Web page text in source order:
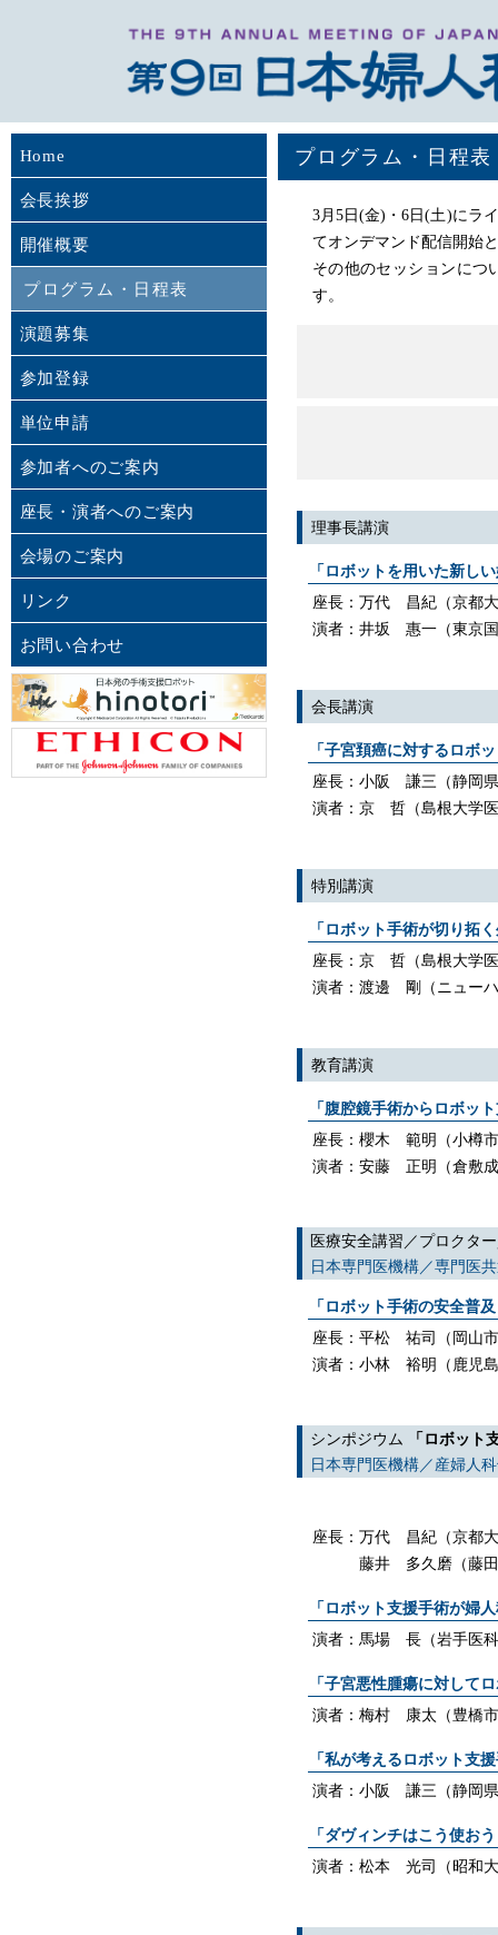
Home
会長挨拶
開催概要
プログラム・日程表
演題募集
参加登録
単位申請
参加者へのご案内
座長・演者へのご案内
会場のご案内
リンク
お問い合わせ
プログラム・日程表
3月5日(金)・6日(土)にラ
てオンデマンド配信開始
その他のセッションにつ
す。
理事長講演
「ロボットを用いた新し
座長：万代 昌紀（京都
演者：井坂 惠一（東京
会長講演
「子宮頚癌に対するロボ
座長：小阪 謙三（静岡
演者：京 哲（島根大学
特別講演
「ロボット手術が切り拓
座長：京 哲（島根大学
演者：渡邊 剛（ニュー
教育講演
「腹腔鏡手術からロボッ
座長：櫻木 範明（小樽
演者：安藤 正明（倉敷
医療安全講習／プロクタ
日本専門医機構／専門医
「ロボット手術の安全普
座長：平松 祐司（岡山
演者：小林 裕明（鹿児
シンポジウム
「ロボット
日本専門医機構／産婦人
座長：万代 昌紀（京都
藤井 多久磨（藤
「ロボット支援手術が婦
演者：馬場 長（岩手医
「子宮悪性腫瘍に対して
演者：梅村 康太（豊橋
「私が考えるロボット支
演者：小阪 謙三（静岡
「ダヴィンチはこう使お
演者：松本 光司（昭和